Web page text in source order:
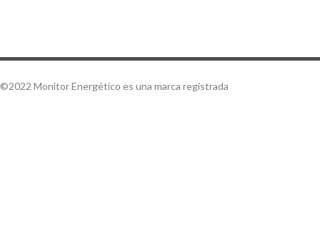
©2022 Monitor Energético es una marca registrada